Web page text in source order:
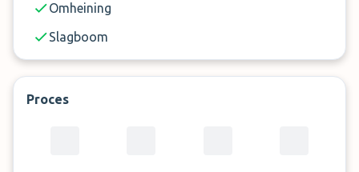
Omheining
Slagboom
Proces